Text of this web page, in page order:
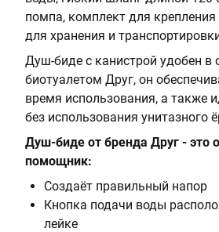
помпа, комплект для крепления
для хранения и
Душ-биде с канистрой удобен в
биотуалетом Друг, он
время использования, а также
без использования унитазного
Душ-биде от бренда Друг - это
помощник:
Создаёт правильный напор
Кнопка подачи воды
лейке